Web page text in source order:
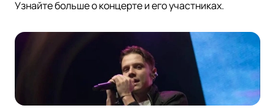
Узнайте больше о концерте и его участниках.